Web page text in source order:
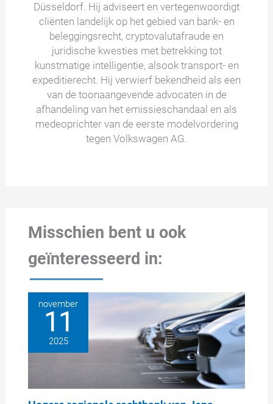
Düsseldorf. Hij adviseert en vertegenwoordigt
cliënten landelijk op het gebied van bank- en
beleggingsrecht, cryptovalutafraude en
juridische kwesties met betrekking tot
kunstmatige intelligentie, alsook transport- en
expeditierecht. Hij verwierf bekendheid als een
van de toonaangevende advocaten in de
afhandeling van het emissieschandaal en als
medeoprichter van de eerste modelvordering
tegen Volkswagen AG.
Misschien bent u ook
geïnteresseerd in:
november
11
2025